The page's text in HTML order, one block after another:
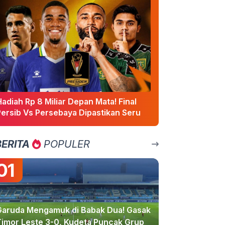
Rp 8 Miliar Depan Mata! Final
Vs Persebaya Dipastikan Seru
POPULER
Mengamuk di Babak Dua! Gasak
Leste 3-0, Kudeta Puncak Grup